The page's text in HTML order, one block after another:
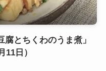
腐とちくわのうま煮」
11日）